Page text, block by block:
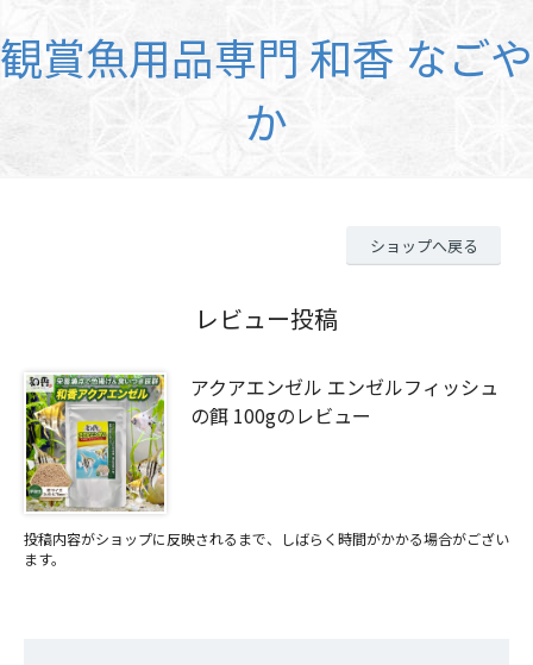
観賞魚用品専門 和香 なごや
か
ショップへ戻る
レビュー投稿
アクアエンゼル エンゼルフィッシュ
の餌 100gのレビュー
投稿内容がショップに反映されるまで、しばらく時間がかかる場合がござい
ます。